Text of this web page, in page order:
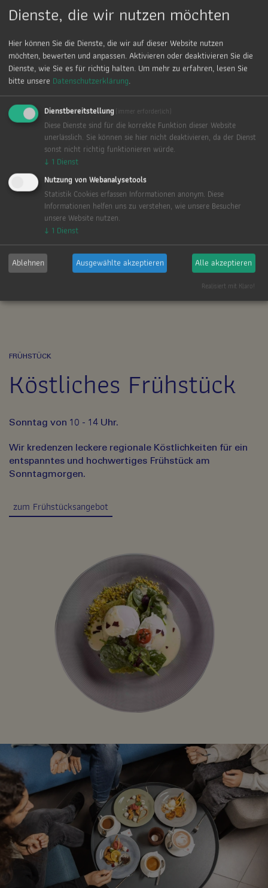
ausgiebige Restaurantbesuch. Unsere Speisekarte
Speisen entdecken
FRÜHSTÜCK
Köstliches Frühstück
Sonntag von 10 - 14 Uhr.
Wir kredenzen leckere regionale Köstlichkeiten für ein
entspanntes und hochwertiges Frühstück am
Sonntagmorgen.
zum Frühstücksangebot
Dienste, die wir nutzen möchten
Hier können Sie die Dienste, die wir auf dieser Website nutzen
möchten, bewerten und anpassen. Aktivieren oder deaktivieren Sie die
Dienste, wie Sie es für richtig halten. Um mehr zu erfahren, lesen Sie
bitte unsere Datenschutzerklärung.
Dienstbereitstellung (immer erforderlich)
Diese Dienste sind für die korrekte Funktion dieser Website
unerlässlich. Sie können sie hier nicht deaktivieren, da der Dienst
sonst nicht richtig funktionieren würde.
↓ 1 Dienst
Nutzung von Webanalysetools
Statistik Cookies erfassen Informationen anonym. Diese
Informationen helfen uns zu verstehen, wie unsere Besucher
unsere Website nutzen.
↓ 1 Dienst
Ablehnen Ausgewählte akzeptieren Alle akzeptieren
Realisiert mit Klaro!